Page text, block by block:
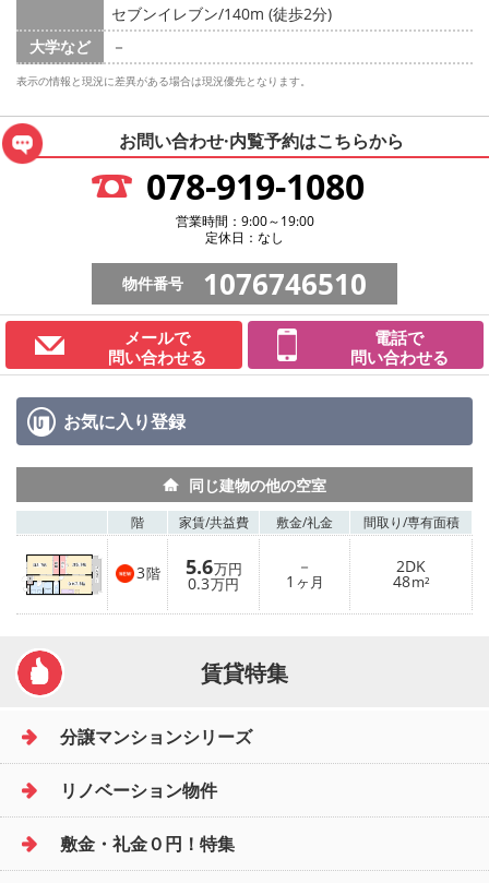
セブンイレブン/140m (徒歩2分)
大学など
－
表示の情報と現況に差異がある場合は現況優先となります。
お問い合わせ·内覧予約はこちらから
078-919-1080
営業時間：9:00～19:00
定休日：なし
物件番号 1076746510
メールで
問い合わせる
電話で
問い合わせる
お気に入り登録
同じ建物の他の空室
階 家賃/共益費 敷金/礼金 間取り/専有面積
3階 5.6万円
0.3万円
－
1 ヶ月
2DK
48m²
賃貸特集
分譲マンションシリーズ
リノベーション物件
敷金・礼金０円！特集